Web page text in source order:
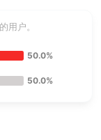
用户。
50.0%
50.0%